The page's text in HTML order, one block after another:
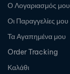
Ο Λογαριασμός μου
Οι Παραγγελίες μου
Τα Αγαπημένα μου
Order Tracking
Καλάθι